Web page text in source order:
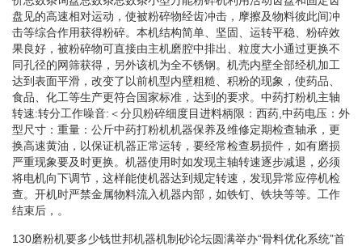
盘见的高速相对运动，使被粉碎物经齿冲击，摩擦及物料彼此间冲
击等综合作用获得粉碎。本机结构简单、坚固、运转平稳、粉碎效
果良好，被粉碎物可直接由主机磨腔中排出、粒度大小通过更换不
同孔径的网筛获得，另外该机为全不锈钢。机壳内壁全部经机加工
达到表面平滑，改变了以前机型内壁粗糙、积粉的现象，使药品、
食品、化工等生产更符合国家标准，达到的要求。中药打粉机主轴
转速:转分工作噪音:＜分贝粉碎细度目进料柄限：西药,中药电压：外
型尺寸：重量：公斤中药打粉机机器保养及维修定期检查轴承，更
换高速黄油，以保证机器正常运转，要经常检查易损件，如有磨损
严重现象要及时更换。机器使用时如发现主轴转速逐步减退，必须
将电机向下调节，这样能使机器达到规定转速，发现异常应停机检
查。开机时严禁金属物料流入机器内部，如铁钉、铁块等等。工作
结束后，。
130磨粉机要多少钱世邦机器机制砂论坛圆满举办“骨料优化系统”首